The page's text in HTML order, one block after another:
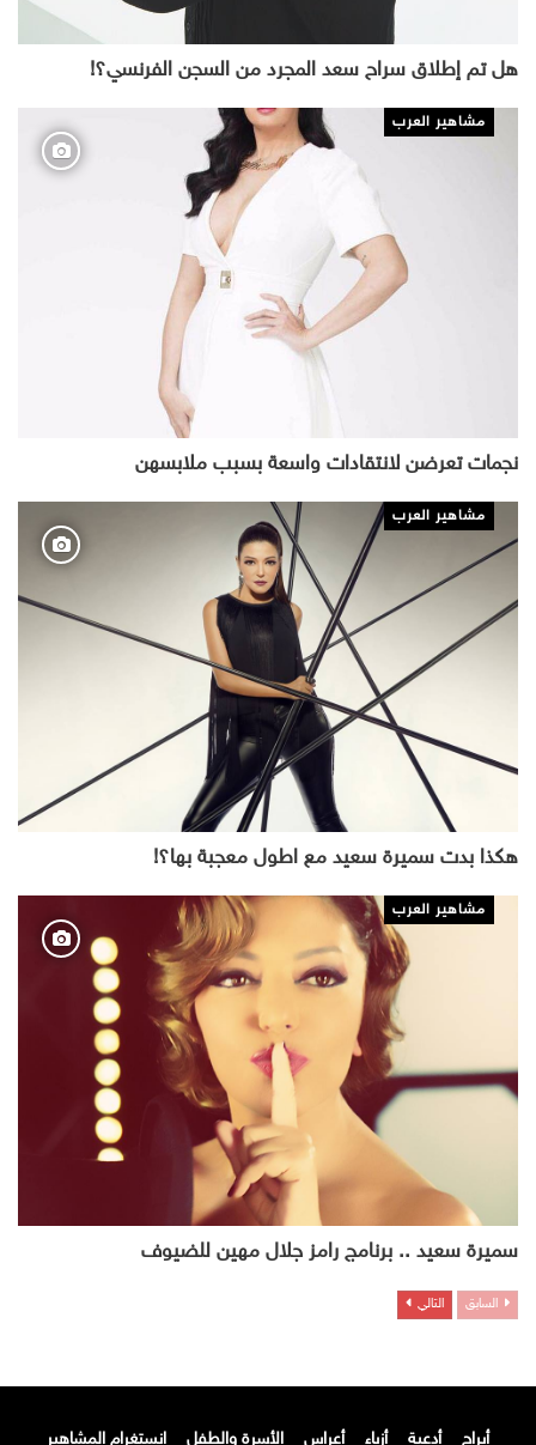
هل تم إطلاق سراح سعد المجرد من السجن الفرنسي؟!
مشاهير العرب
نجمات تعرضن لانتقادات واسعة بسبب ملابسهن
مشاهير العرب
هكذا بدت سميرة سعيد مع اطول معجبة بها؟!
مشاهير العرب
سميرة سعيد .. برنامج رامز جلال مهين للضيوف
السابق التالي
أبراج أدعية أزياء أعراس الأسرة والطفل انستغرام المشاهير